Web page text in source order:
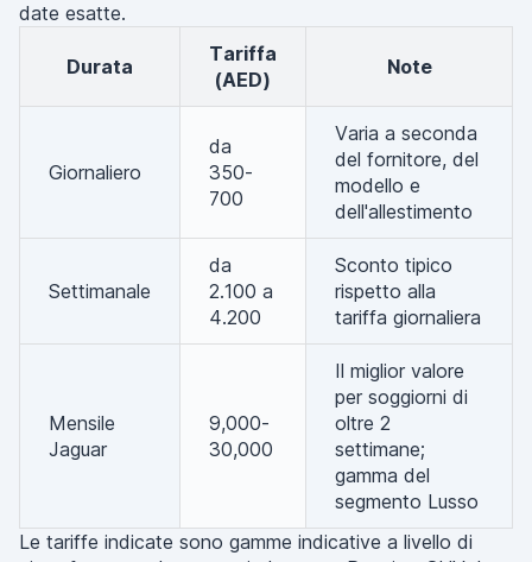
date esatte.
Durata
Tariffa
(AED)
Note
Giornaliero
da
350-
700
Varia a seconda
del fornitore, del
modello e
dell'allestimento
Settimanale
da
2.100 a
4.200
Sconto tipico
rispetto alla
tariffa giornaliera
Mensile
Jaguar
9,000-
30,000
Il miglior valore
per soggiorni di
oltre 2
settimane;
gamma del
segmento Lusso
Le tariffe indicate sono gamme indicative a livello di